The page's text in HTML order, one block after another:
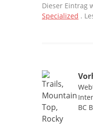
Dieser Eintrag
Specialized .
BC